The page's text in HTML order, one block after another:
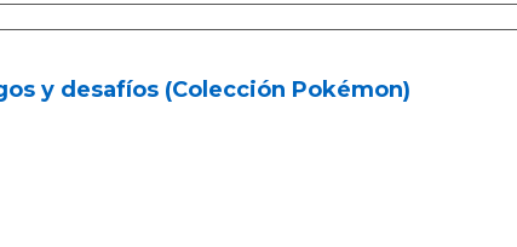
y desafíos (Colección Pokémon)